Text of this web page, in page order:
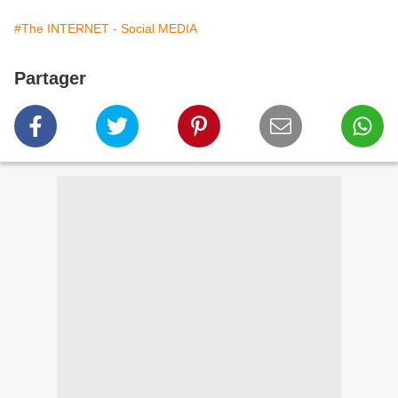
#The INTERNET - Social MEDIA
Partager